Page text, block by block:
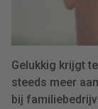
Gelukkig krijgt
steeds meer
bij